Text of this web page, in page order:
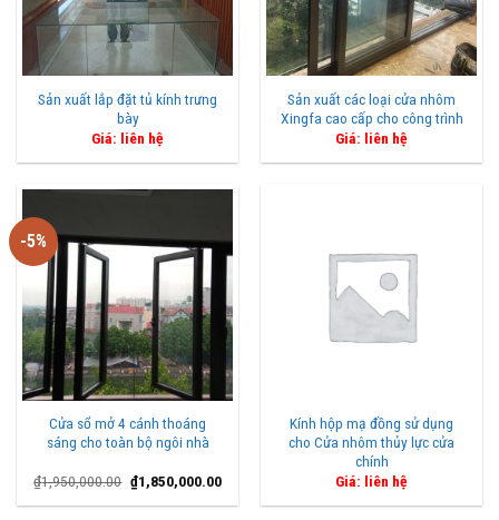
Sản xuất lắp đặt tủ kính trưng
bày
Giá: liên hệ
Sản xuất các loại cửa nhôm
Xingfa cao cấp cho công trình
Giá: liên hệ
-5%
Cửa sổ mở 4 cánh thoáng
sáng cho toàn bộ ngôi nhà
₫1,950,000.00 Giá
gốc
là:
₫1,850,000.00Giá
tại
Kính hộp mạ đồng sử dụng
cho Cửa nhôm thủy lực cửa
chính
Giá: liên hệ